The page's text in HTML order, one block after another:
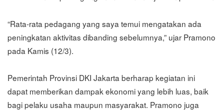
“Rata-rata pedagang yang saya temui mengatakan ada
peningkatan aktivitas dibanding sebelumnya,” ujar Pramono
pada Kamis (12/3).
Pemerintah Provinsi DKI Jakarta berharap kegiatan ini
dapat memberikan dampak ekonomi yang lebih luas, baik
bagi pelaku usaha maupun masyarakat. Pramono juga